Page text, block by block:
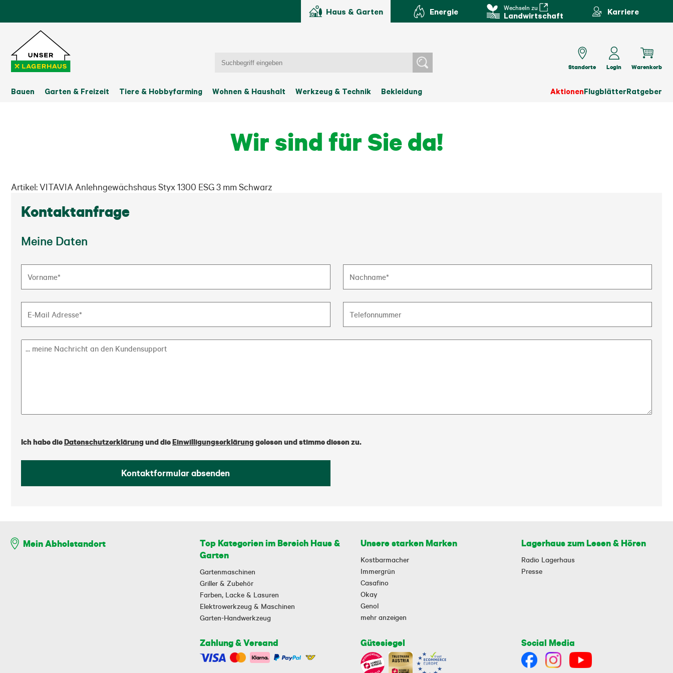
Haus & Garten Energie Wechseln zu
Landwirtschaft Karriere
Bauen Garten & Freizeit Tiere & Hobbyfarming Wohnen & Haushalt Werkzeug & Technik Bekleidung AktionenFlugblätterRatgeber
Standorte Login Warenkorb
Wir sind für Sie da!
Artikel: VITAVIA Anlehngewächshaus Styx 1300 ESG 3 mm Schwarz
Kontaktanfrage
Meine Daten
Ich habe dieDatenschutzerklärungund dieEinwilligungserklärunggelesen und stimme diesen zu.
Kontaktformular absenden
Mein Abholstandort
Top Kategorien im Bereich Haus &
Garten
Gartenmaschinen
Griller & Zubehör
Farben, Lacke & Lasuren
Elektrowerkzeug & Maschinen
Garten-Handwerkzeug
Unsere starken Marken
Kostbarmacher
Immergrün
Casafino
Okay
Genol
mehr anzeigen
Lagerhaus zum Lesen & Hören
Radio Lagerhaus
Presse
Zahlung & Versand Gütesiegel Social Media